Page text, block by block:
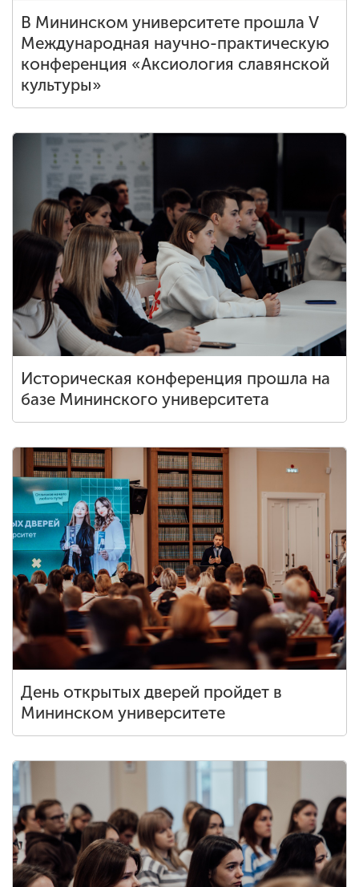
В Мининском университете прошла V
Международная научно-практическую
конференция «Аксиология славянской
культуры»
Историческая конференция прошла на
базе Мининского университета
День открытых дверей пройдет в
Мининском университете